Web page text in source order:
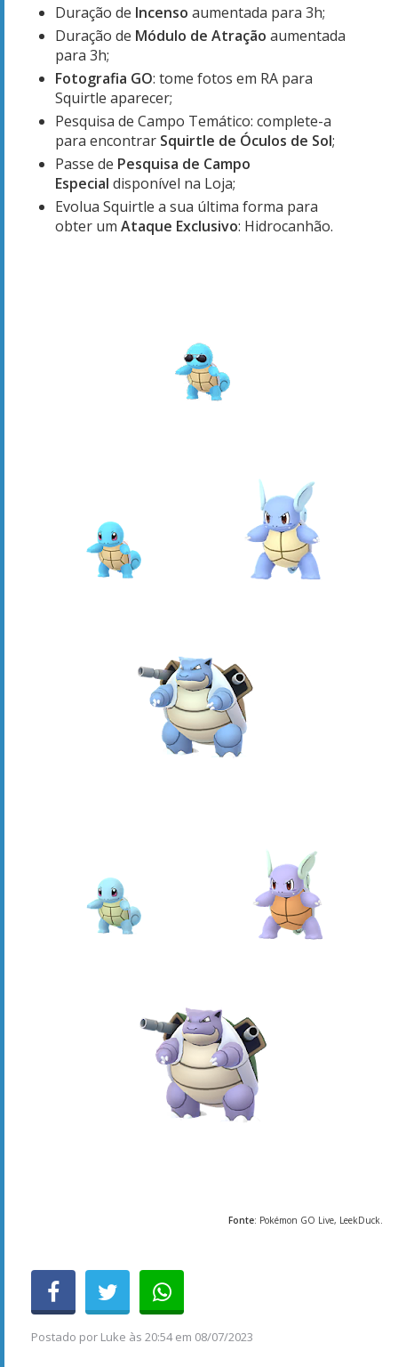
Duração de Incenso aumentada para 3h;
Duração de Módulo de Atração aumentada
para 3h;
Fotografia GO: tome fotos em RA para
Squirtle aparecer;
Pesquisa de Campo Temático: complete-a
para encontrar Squirtle de Óculos de Sol;
Passe de Pesquisa de Campo
Especial disponível na Loja;
Evolua Squirtle a sua última forma para
obter um Ataque Exclusivo: Hidrocanhão.
Fonte: Pokémon GO Live, LeekDuck.
Postado por Luke às 20:54 em 08/07/2023